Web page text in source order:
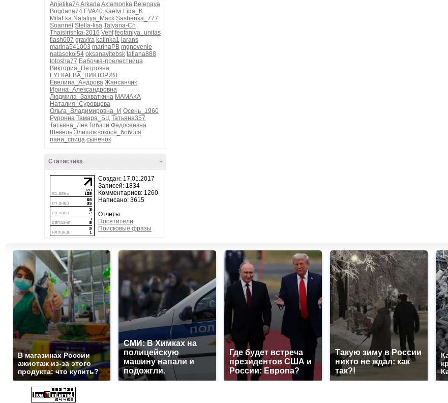
Anjelika74ArkadaAxlamonka Belenaya
Bogdana74 EVA40 Kaelvi Lida_K
MilaFka Nataliya_Mack Sashenka_777
Soannet Stella-lisa Tatyana-Ch
ThaisIrishka-2016 Vehf feofaniya_unitas
flash007 gravira kalinka1 larans
marina541003 marinaPB mgnovenie
natasokol54 oksanavitebsk tatiana888
totosha77 Бабочка-прелестница
Виктория_Петровна
ГУГКАЕВА_ВИКТОРИЯ
Евелина_Андрова Жансанчик
Ирина_Александровна
Людмила_Захваткина МАМАКА
Наталия_Суровцева
Ольга_Владимировна_И Осень_1960
Руронна Тамара_БЦ Татьяна357
Татьяна_Лев Тибати Федосеевна
Шевель Элишок кокося_бобося
пани_спица сыненок
-
Статистика
Создан: 17.01.2017
Записей: 1834
Комментариев: 1260
Написано: 3615
Отчеты:
Посетители
Поисковые фразы
В магазинах России
ажиотаж из-за этого
продукта: что купить?
СМИ: В Химках на
полицейскую
машину напали и
подожгли.
Где будет встреча
президентов США и
России: Европа?
Такую зиму в России
никто не ждал: как
так?!